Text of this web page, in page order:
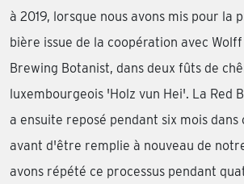
à 2019, lorsque nous avons mis pour la
bière issue de la coopération avec
Brewing Botanist, dans deux fûts de
luxembourgeois 'Holz vun Hei'. La Red
a ensuite reposé pendant six mois dans
avant d'être remplie à nouveau de
avons répété ce processus pendant